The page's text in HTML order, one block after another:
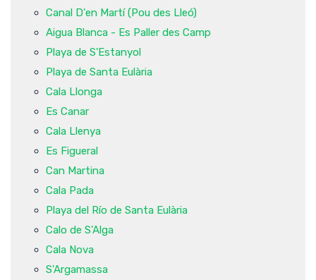
Canal D'en Martí (Pou des Lleó)
Aigua Blanca - Es Paller des Camp
Playa de S'Estanyol
Playa de Santa Eulària
Cala Llonga
Es Canar
Cala Llenya
Es Figueral
Can Martina
Cala Pada
Playa del Río de Santa Eulària
Calo de S'Alga
Cala Nova
S'Argamassa